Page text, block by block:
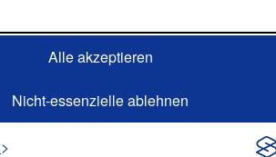
Alle akzeptieren
Nicht-essenzielle ablehnen